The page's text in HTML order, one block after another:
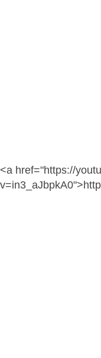
<a href="https://